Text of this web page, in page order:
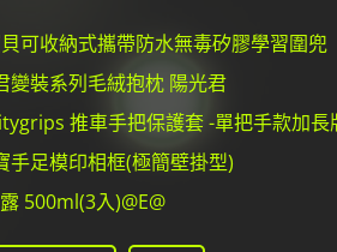
可收納式攜帶防水無毒矽膠學習圍兜
變裝系列毛絨抱枕 陽光君
推車手把保護套 -單把手款加長
足模印相框(極簡壁掛型)
500ml(3入)@E@